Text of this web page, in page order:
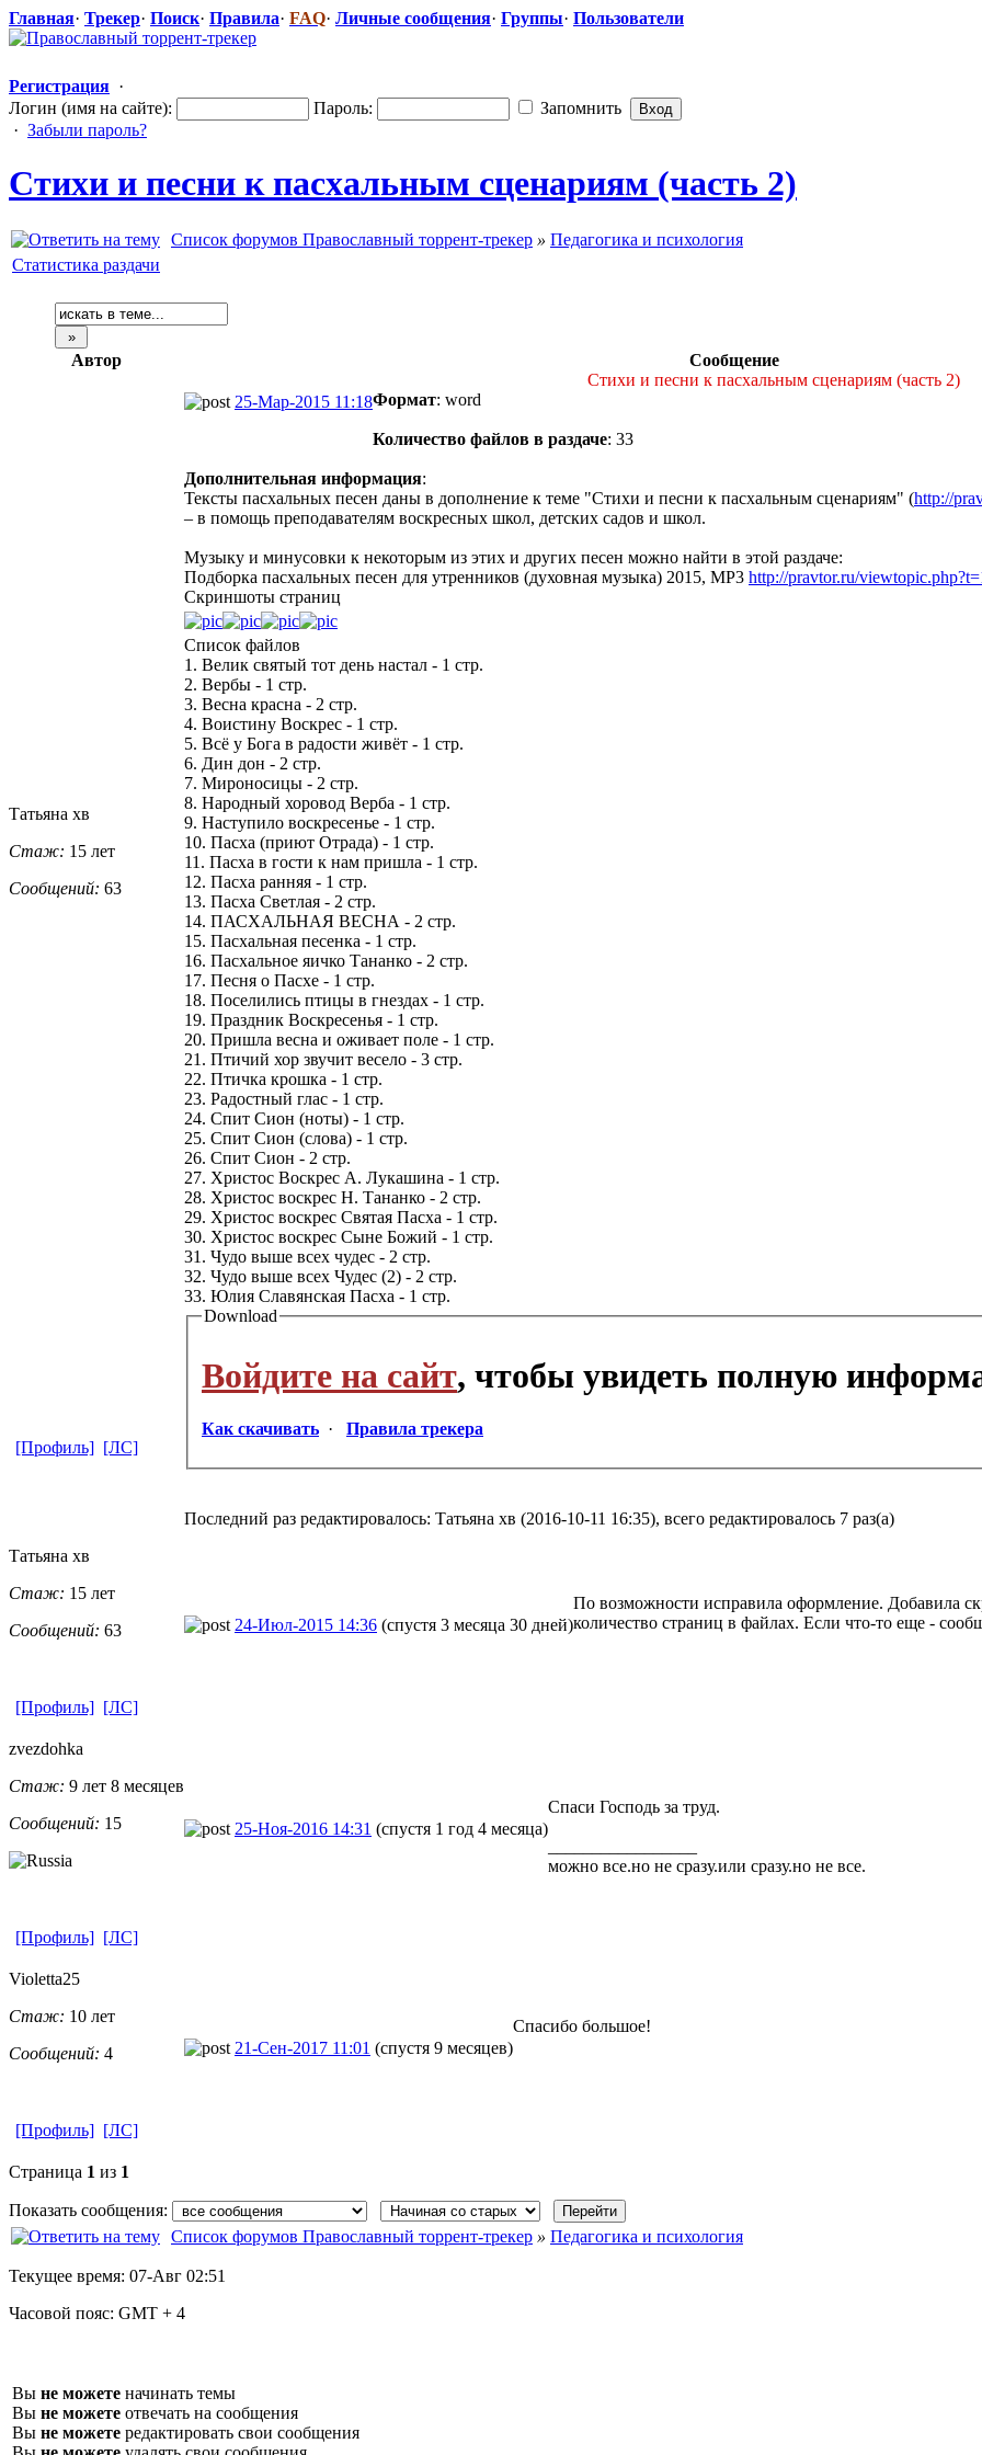
Главная· Трекер· Поиск· Правила· FAQ· Личные сообщения· Группы· Пользователи
Регистрация ·
Логин (имя на сайте):
Пароль:
Запомнить
· Забыли пароль?
Стихи и песни к пасхальным сценариям (часть 2)
Список форумов Православный торрент-трекер » Педагогика и психология
Статистика раздачи
Автор Сообщение
Татьяна хв
Стаж: 15 лет
Сообщений: 63
25-Мар-2015 11:18
Стихи и песни к пасхальным сценариям (часть 2)
Формат: word
Количество файлов в раздаче: 33
Дополнительная информация:
Тексты пасхальных песен даны в дополнение к теме "Стихи и песни к пасхальным сценариям" (http://
– в помощь преподавателям воскресных школ, детских садов и школ.
Музыку и минусовки к некоторым из этих и других песен можно найти в этой раздаче:
Подборка пасхальных песен для утренников (духовная музыка) 2015, MP3 http://pravtor.ru/
Скриншоты страниц
Список файлов
1. Велик святый тот день настал - 1 стр.
2. Вербы - 1 стр.
3. Весна красна - 2 стр.
4. Воистину Воскрес - 1 стр.
5. Всё у Бога в радости живёт - 1 стр.
6. Дин дон - 2 стр.
7. Мироносицы - 2 стр.
8. Народный хоровод Верба - 1 стр.
9. Наступило воскресенье - 1 стр.
10. Пасха (приют Отрада) - 1 стр.
11. Пасха в гости к нам пришла - 1 стр.
12. Пасха ранняя - 1 стр.
13. Пасха Светлая - 2 стр.
14. ПАСХАЛЬНАЯ ВЕСНА - 2 стр.
15. Пасхальная песенка - 1 стр.
16. Пасхальное яичко Тананко - 2 стр.
17. Песня о Пасхе - 1 стр.
18. Поселились птицы в гнездах - 1 стр.
19. Праздник Воскресенья - 1 стр.
20. Пришла весна и оживает поле - 1 стр.
21. Птичий хор звучит весело - 3 стр.
22. Птичка крошка - 1 стр.
23. Радостный глас - 1 стр.
24. Спит Сион (ноты) - 1 стр.
25. Спит Сион (слова) - 1 стр.
26. Спит Сион - 2 стр.
27. Христос Воскрес А. Лукашина - 1 стр.
28. Христос воскрес Н. Тананко - 2 стр.
29. Христос воскрес Святая Пасха - 1 стр.
30. Христос воскрес Сыне Божий - 1 стр.
31. Чудо выше всех чудес - 2 стр.
32. Чудо выше всех Чудес (2) - 2 стр.
33. Юлия Славянская Пасха - 1 стр.
Download
Войдите на сайт, чтобы увидеть полную
Как скачивать · Правила трекера
Последний раз редактировалось: Татьяна хв (2016-10-11 16:35), всего редактировалось 7 раз(а)
[Профиль] [ЛС]
Татьяна хв
Стаж: 15 лет
Сообщений: 63 24-Июл-2015 14:36 (спустя 3 месяца 30 дней)
По возможности исправила оформление. Добавила
количество страниц в файлах. Если что-то еще -
[Профиль] [ЛС]
zvezdohka
Стаж: 9 лет 8 месяцев
Сообщений: 15 25-Ноя-2016 14:31 (спустя 1 год 4 месяца)
Спаси Господь за труд.
можно все.но не сразу.или сразу.но не все.
[Профиль] [ЛС]
Violetta25
Стаж: 10 лет
Сообщений: 4 21-Сен-2017 11:01 (спустя 9 месяцев)
Спасибо большое!
[Профиль] [ЛС]
Страница 1 из 1
Показать сообщения:
Список форумов Православный торрент-трекер » Педагогика и психология
Текущее время: 07-Авг 02:51
Часовой пояс: GMT + 4
Вы не можете начинать темы
Вы не можете отвечать на сообщения
Вы не можете редактировать свои сообщения